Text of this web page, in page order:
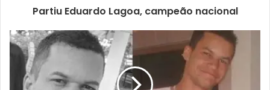
Partiu Eduardo Lagoa, campeão nacional